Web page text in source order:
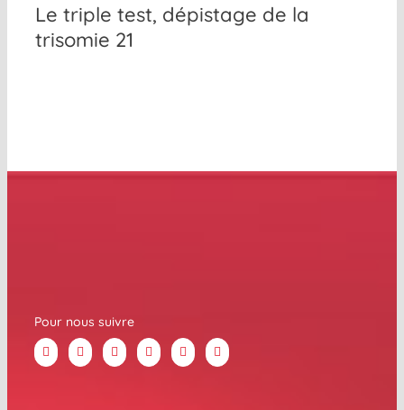
Le triple test, dépistage de la
trisomie 21
Pour nous suivre